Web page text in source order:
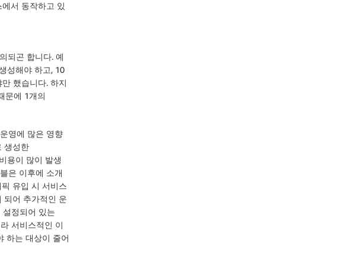
서 동작하고 있
되곤 합니다. 예
성해야 하고, 10
했습니다. 하지
문에 1개의
영에 많은 영향
생성한
용이 많이 발생
은 이후에 소개
유입 시 서비스
되어 추가적인 운
정되어 있는
서비스적인 이
하는 대상이 줄어